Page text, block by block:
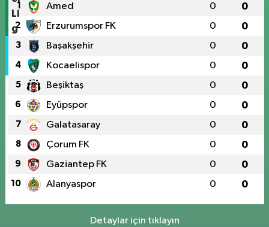
1 Amed 0 0
2 Erzurumspor FK 0 0
3 Başakşehir 0 0
4 Kocaelispor 0 0
5 Beşiktaş 0 0
6 Eyüpspor 0 0
7 Galatasaray 0 0
8 Çorum FK 0 0
9 Gaziantep FK 0 0
10 Alanyaspor 0 0
Detaylar için tıklayın